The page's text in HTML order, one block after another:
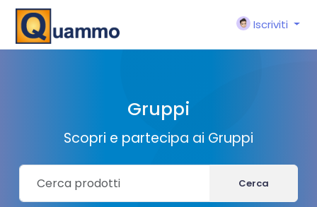
Iscriviti
Gruppi
Scopri e partecipa ai Gruppi
Cerca